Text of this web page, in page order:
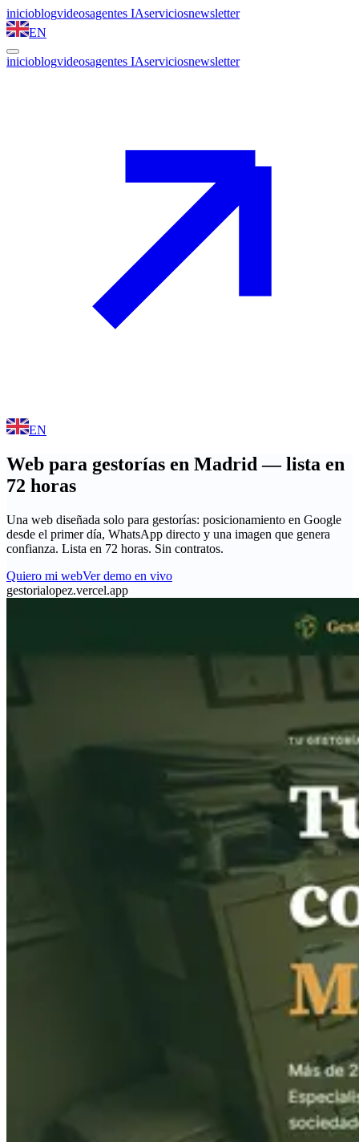
inicioblogvideosagentes IAserviciosnewsletter
EN
inicioblogvideosagentes IAserviciosnewsletter
EN
Web para gestorías en Madrid — lista en
72 horas
Una web diseñada solo para gestorías: posicionamiento en Google
desde el primer día, WhatsApp directo y una imagen que genera
confianza. Lista en 72 horas. Sin contratos.
Quiero mi webVer demo en vivo
gestorialopez.vercel.app